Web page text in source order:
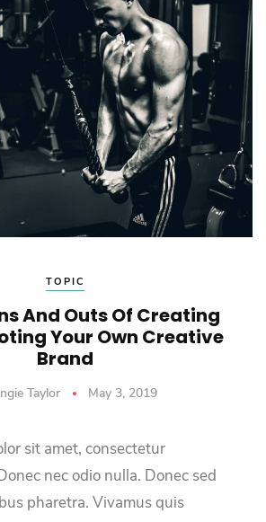
TOPIC
And Outs Of Creating
Your Own Creative
Brand
Taylor May 3, 2019
sit amet, consectetur
nec odio nulla. Donec sed
pharetra. Vivamus quis